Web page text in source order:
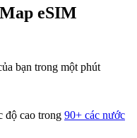
eSIM
bạn trong một phút
độ cao trong 90+ các nước